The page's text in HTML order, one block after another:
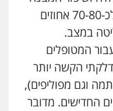
האנטומי באף מסייעים לכ-70-80 אחוזים
במצב.
המטופלים
הקשה יותר
וגם מפוליפים),
החדישים. מדובר